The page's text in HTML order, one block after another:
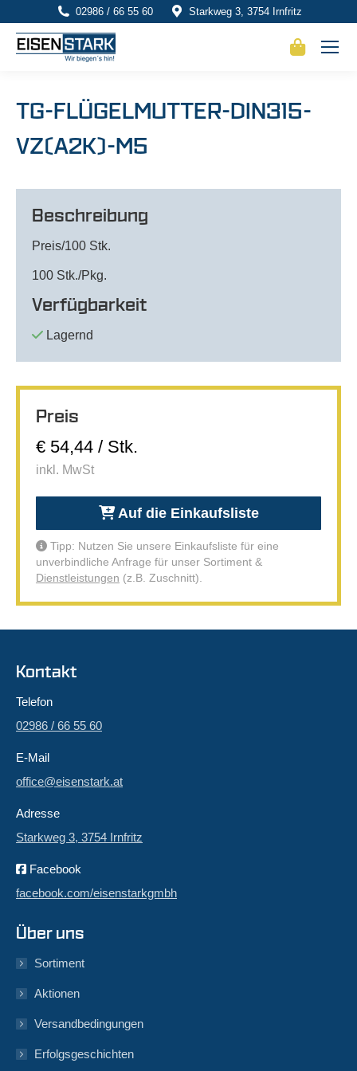
02986 / 66 55 60 Starkweg 3, 3754 Irnfritz
TG-FLÜGELMUTTER-DIN315-
VZ(A2K)-M5
Beschreibung
Preis/100 Stk.
100 Stk./Pkg.
Verfügbarkeit
Lagernd
Preis
€ 54,44 / Stk.
inkl. MwSt
Auf die Einkaufsliste
Tipp: Nutzen Sie unsere Einkaufsliste für eine
unverbindliche Anfrage für unser Sortiment &
Dienstleistungen (z.B. Zuschnitt).
Kontakt
Telefon
02986 / 66 55 60
E-Mail
office@eisenstark.at
Adresse
Starkweg 3, 3754 Irnfritz
Facebook
facebook.com/eisenstarkgmbh
Über uns
Sortiment
Aktionen
Versandbedingungen
Erfolgsgeschichten